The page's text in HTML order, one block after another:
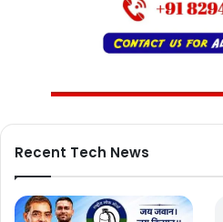
Recent Tech News